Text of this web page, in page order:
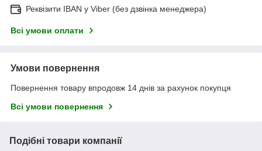
Реквізити IBAN у Viber (без дзвінка менеджера)
Всі умови оплати
Умови повернення
Повернення товару впродовж 14 днів за рахунок покупця
Всі умови повернення
Подібні товари компанії